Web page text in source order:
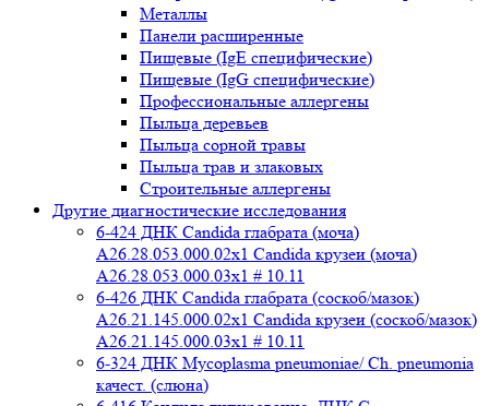
Металлы
Панели расширенные
Пищевые (IgE специфические)
Пищевые (IgG специфические)
Профессиональные аллергены
Пыльца деревьев
Пыльца сорной травы
Пыльца трав и злаковых
Строительные аллергены
Другие диагностические исследования
6-424 ДНК Candida глабрата (моча)
A26.28.053.000.02x1 Candida крузеи (моча)
A26.28.053.000.03x1 # 10.11
6-426 ДНК Candida глабрата (соскоб/мазок)
A26.21.145.000.02x1 Candida крузеи (соскоб/мазок)
A26.21.145.000.03x1 # 10.11
6-324 ДНК Mycoplasma pneumoniae/ Ch. pneumonia
качест. (слюна)